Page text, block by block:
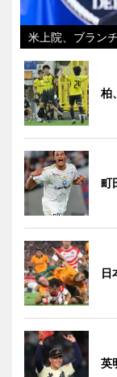
米上院、ブラン
柏
町
日
英